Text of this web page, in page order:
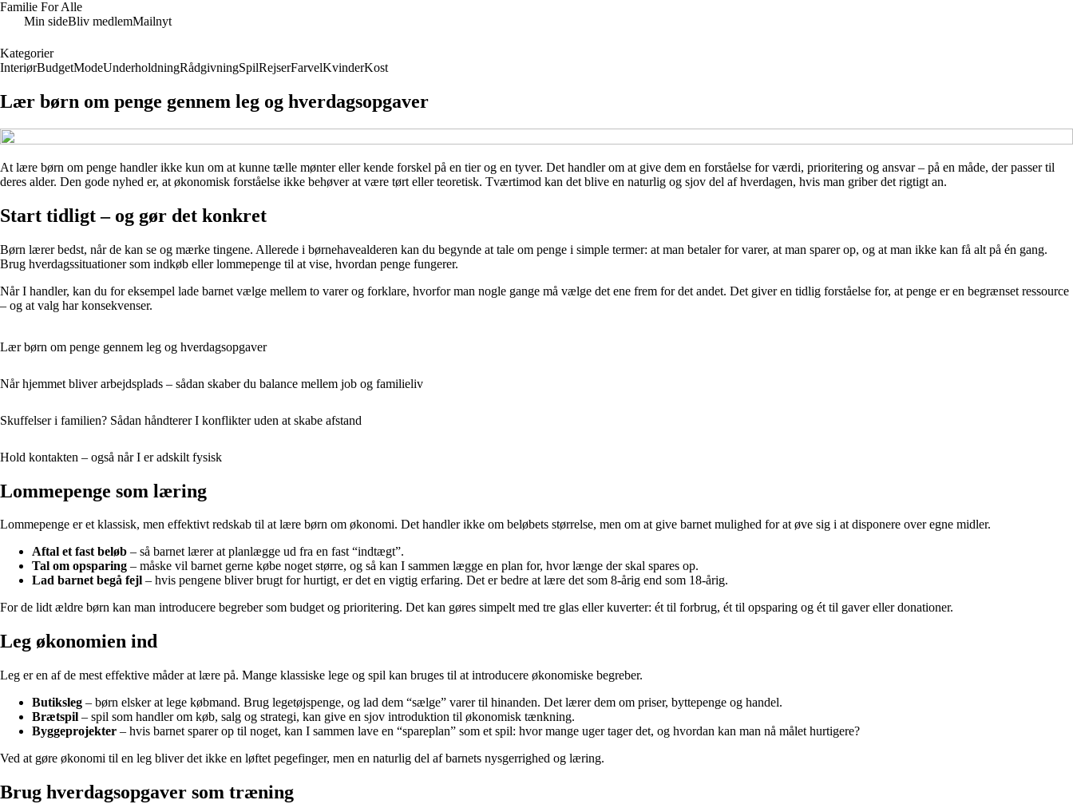
Familie For Alle
Min sideBliv medlemMailnyt
Kategorier
InteriørBudgetModeUnderholdningRådgivningSpilRejserFarvelKvinderKost
Lær børn om penge gennem leg og hverdagsopgaver
At lære børn om penge handler ikke kun om at kunne tælle mønter eller kende forskel på en tier og en tyver. Det handler om at give dem en forståelse for værdi, prioritering og ansvar – på en måde, der passer til
deres alder. Den gode nyhed er, at økonomisk forståelse ikke behøver at være tørt eller teoretisk. Tværtimod kan det blive en naturlig og sjov del af hverdagen, hvis man griber det rigtigt an.
Start tidligt – og gør det konkret
Børn lærer bedst, når de kan se og mærke tingene. Allerede i børnehavealderen kan du begynde at tale om penge i simple termer: at man betaler for varer, at man sparer op, og at man ikke kan få alt på én gang.
Brug hverdagssituationer som indkøb eller lommepenge til at vise, hvordan penge fungerer.
Når I handler, kan du for eksempel lade barnet vælge mellem to varer og forklare, hvorfor man nogle gange må vælge det ene frem for det andet. Det giver en tidlig forståelse for, at penge er en begrænset ressource
– og at valg har konsekvenser.
Lær børn om penge gennem leg og hverdagsopgaver
Når hjemmet bliver arbejdsplads – sådan skaber du balance mellem job og familieliv
Skuffelser i familien? Sådan håndterer I konflikter uden at skabe afstand
Hold kontakten – også når I er adskilt fysisk
Lommepenge som læring
Lommepenge er et klassisk, men effektivt redskab til at lære børn om økonomi. Det handler ikke om beløbets størrelse, men om at give barnet mulighed for at øve sig i at disponere over egne midler.
Aftal et fast beløb – så barnet lærer at planlægge ud fra en fast “indtægt”.
Tal om opsparing – måske vil barnet gerne købe noget større, og så kan I sammen lægge en plan for, hvor længe der skal spares op.
Lad barnet begå fejl – hvis pengene bliver brugt for hurtigt, er det en vigtig erfaring. Det er bedre at lære det som 8-årig end som 18-årig.
For de lidt ældre børn kan man introducere begreber som budget og prioritering. Det kan gøres simpelt med tre glas eller kuverter: ét til forbrug, ét til opsparing og ét til gaver eller donationer.
Leg økonomien ind
Leg er en af de mest effektive måder at lære på. Mange klassiske lege og spil kan bruges til at introducere økonomiske begreber.
Butiksleg – børn elsker at lege købmand. Brug legetøjspenge, og lad dem “sælge” varer til hinanden. Det lærer dem om priser, byttepenge og handel.
Brætspil – spil som handler om køb, salg og strategi, kan give en sjov introduktion til økonomisk tænkning.
Byggeprojekter – hvis barnet sparer op til noget, kan I sammen lave en “spareplan” som et spil: hvor mange uger tager det, og hvordan kan man nå målet hurtigere?
Ved at gøre økonomi til en leg bliver det ikke en løftet pegefinger, men en naturlig del af barnets nysgerrighed og læring.
Brug hverdagsopgaver som træning